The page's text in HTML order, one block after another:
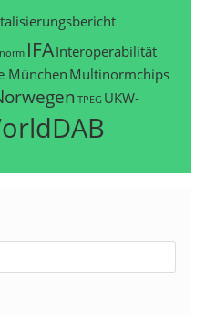
IFAInteroperabilität
München Multinormchips
TPEG UKW-